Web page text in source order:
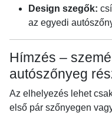
Design szegők:
az egyedi
Hímzés –
autószőnyeg
Az elhelyezés lehet
első pár szőnyegen